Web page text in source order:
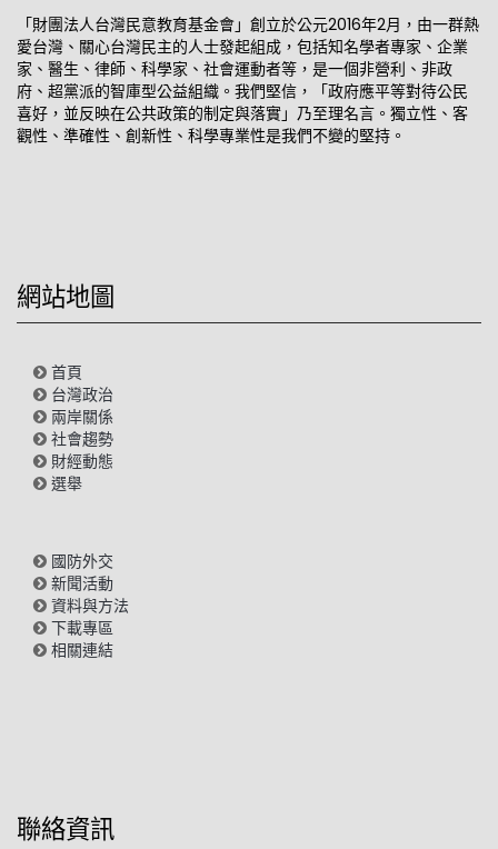
「財團法人台灣民意教育基金會」創立於公元2016年2月，由一群熱
愛台灣、關心台灣民主的人士發起組成，包括知名學者專家、企業
家、醫生、律師、科學家、社會運動者等，是一個非營利、非政
府、超黨派的智庫型公益組織。我們堅信，「政府應平等對待公民
喜好，並反映在公共政策的制定與落實」乃至理名言。獨立性、客
觀性、準確性、創新性、科學專業性是我們不變的堅持。
網站地圖
首頁
台灣政治
兩岸關係
社會趨勢
財經動態
選舉
國防外交
新聞活動
資料與方法
下載專區
相關連結
聯絡資訊